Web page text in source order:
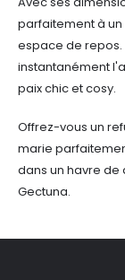
parfaitement à
espace de repos.
instantanément
paix chic et cosy.
Offrez-vous un
marie
dans un havre
Gectuna.